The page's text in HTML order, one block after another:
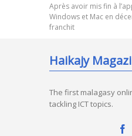
Après avoir mis fin à
Windows et Mac en
franchit
Haikajy
The first malagasy
tackling ICT topics.